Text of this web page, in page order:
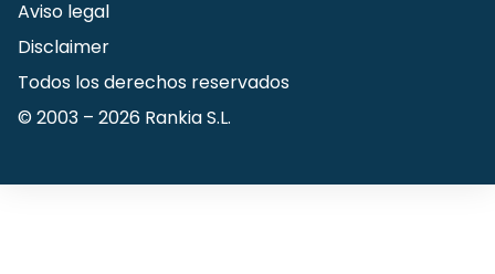
Aviso legal
Disclaimer
Todos los derechos reservados
© 2003 – 2026 Rankia S.L.